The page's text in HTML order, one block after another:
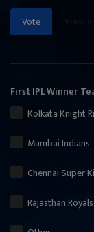
Vote
First IPL Winner
Kolkata Knight
Mumbai Indians
Chennai Super
Rajasthan Royals